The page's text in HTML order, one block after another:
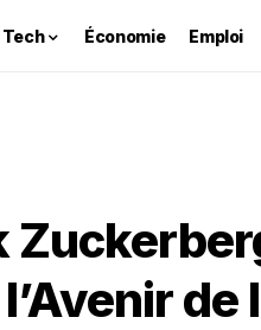
Tech Économie Emploi
de